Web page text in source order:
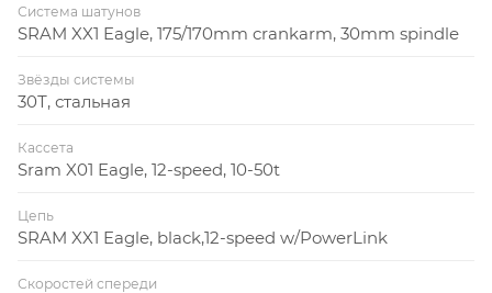
Система шатунов
SRAM XX1 Eagle, 175/170mm crankarm, 30mm spindle
Звёзды системы
30Т, стальная
Кассета
Sram X01 Eagle, 12-speed, 10-50t
Цепь
SRAM XX1 Eagle, black,12-speed w/PowerLink
Скоростей спереди